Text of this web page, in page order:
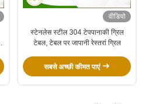
वीडियो
स्टेनलेस स्टील 304 टेपपानाकी ग्रिल
टेबल, टेबल पर जापानी रेस्तरां ग्रिल
सबसे अच्छी कीमत पाएं